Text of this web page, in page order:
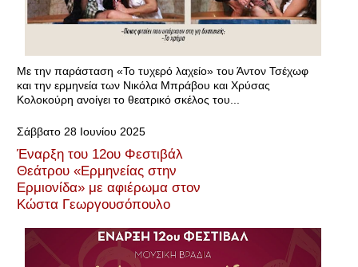
Με την παράσταση «Το τυχερό λαχείο» του Άντον Τσέχωφ
και την ερμηνεία των Νικόλα Μπράβου και Χρύσας
Κολοκούρη ανοίγει το θεατρικό σκέλος του...
Σάββατο 28 Ιουνίου 2025
Έναρξη του 12oυ Φεστιβάλ
Θεάτρου «Ερμηνείας στην
Ερμιονίδα» με αφιέρωμα στον
Κώστα Γεωργουσόπουλο